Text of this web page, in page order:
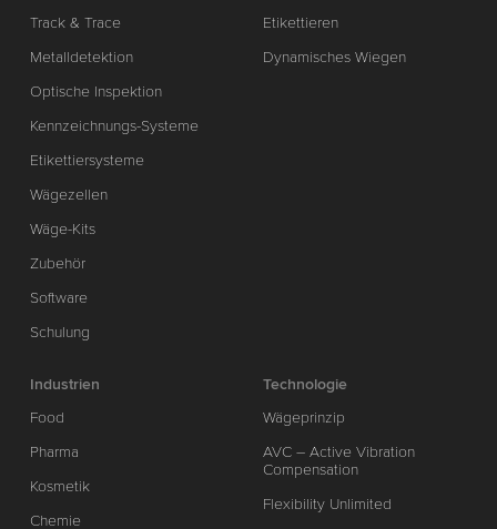
Track & Trace
Metalldetektion
Optische Inspektion
Kennzeichnungs-Systeme
Etikettiersysteme
Wägezellen
Wäge-Kits
Zubehör
Software
Schulung
Etikettieren
Dynamisches Wiegen
Industrien
Food
Pharma
Kosmetik
Chemie
Technologie
Wägeprinzip
AVC – Active Vibration
Compensation
Flexibility Unlimited